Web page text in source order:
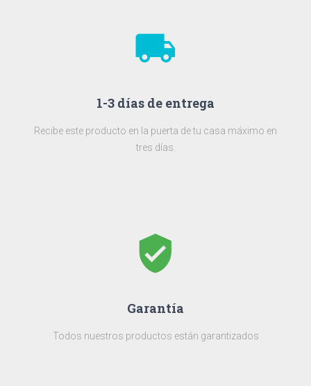
local_shipping
1-3 días de entrega
Recibe este producto en la puerta de tu casa máximo en
tres días.
verified_user
Garantía
Todos nuestros productos están garantizados